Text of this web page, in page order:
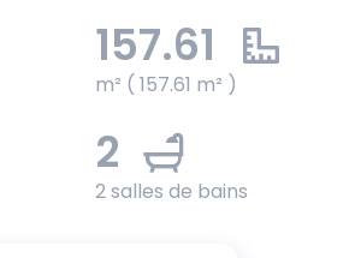
157.61
m² ( 157.61 m² )
2
2 salles de bains